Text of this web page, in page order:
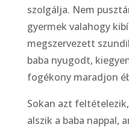
szolgálja. Nem
gyermek valahogy
megszervezett
baba nyugodt,
fogékony maradjon
Sokan azt
alszik a baba nappal,